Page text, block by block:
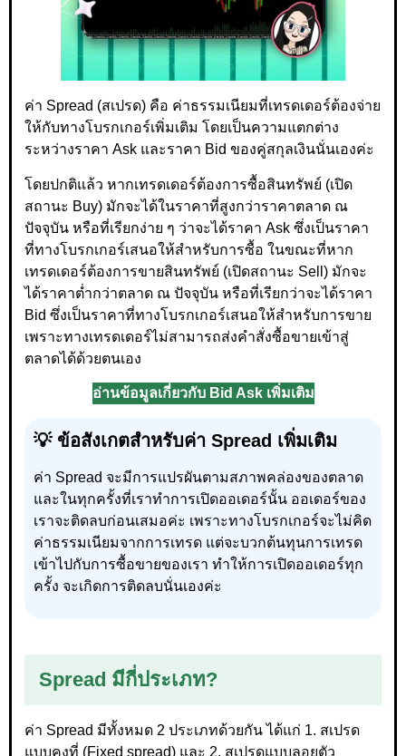
ค่า Spread (สเปรด) คือ ค่าธรรมเนียมที่เทรดเดอร์ต้องจ่าย
ให้กับทางโบรกเกอร์เพิ่มเติม โดยเป็นความแตกต่าง
ระหว่างราคา Ask และราคา Bid ของคู่สกุลเงินนั่นเองค่ะ
โดยปกติแล้ว หากเทรดเดอร์ต้องการซื้อสินทรัพย์ (เปิด
สถานะ Buy) มักจะได้ในราคาที่สูงกว่าราคาตลาด ณ
ปัจจุบัน หรือที่เรียกง่าย ๆ ว่าจะได้ราคา Ask ซึ่งเป็นราคา
ที่ทางโบรกเกอร์เสนอให้สำหรับการซื้อ ในขณะที่หาก
เทรดเดอร์ต้องการขายสินทรัพย์ (เปิดสถานะ Sell) มักจะ
ได้ราคาต่ำกว่าตลาด ณ ปัจจุบัน หรือที่เรียกว่าจะได้ราคา
Bid ซึ่งเป็นราคาที่ทางโบรกเกอร์เสนอให้สำหรับการขาย
เพราะทางเทรดเดอร์ไม่สามารถส่งคำสั่งซื้อขายเข้าสู่
ตลาดได้ด้วยตนเอง
อ่านข้อมูลเกี่ยวกับ Bid Ask เพิ่มเติม
💡 ข้อสังเกตสำหรับค่า Spread เพิ่มเติม
ค่า Spread จะมีการแปรผันตามสภาพคล่องของตลาด
และในทุกครั้งที่เราทำการเปิดออเดอร์นั้น ออเดอร์ของ
เราจะติดลบก่อนเสมอค่ะ เพราะทางโบรกเกอร์จะไม่คิด
ค่าธรรมเนียมจากการเทรด แต่จะบวกต้นทุนการเทรด
เข้าไปกับการซื้อขายของเรา ทำให้การเปิดออเดอร์ทุก
ครั้ง จะเกิดการติดลบนั่นเองค่ะ
Spread มีกี่ประเภท?
ค่า Spread มีทั้งหมด 2 ประเภทด้วยกัน ได้แก่ 1. สเปรด
แบบคงที่ (Fixed spread) และ 2. สเปรดแบบลอยตัว